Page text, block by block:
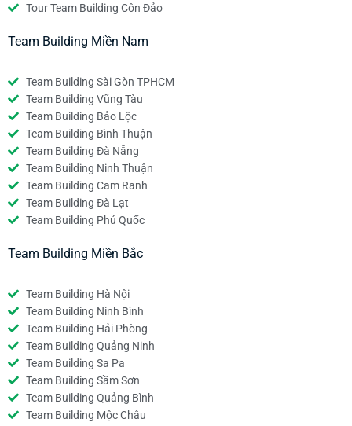
Tour Team Building Côn Đảo
Team Building Miền Nam
Team Building Sài Gòn TPHCM
Team Building Vũng Tàu
Team Building Bảo Lộc
Team Building Bình Thuận
Team Building Đà Nẵng
Team Building Ninh Thuận
Team Building Cam Ranh
Team Building Đà Lạt
Team Building Phú Quốc
Team Building Miền Bắc
Team Building Hà Nội
Team Building Ninh Bình
Team Building Hải Phòng
Team Building Quảng Ninh
Team Building Sa Pa
Team Building Sầm Sơn
Team Building Quảng Bình
Team Building Mộc Châu